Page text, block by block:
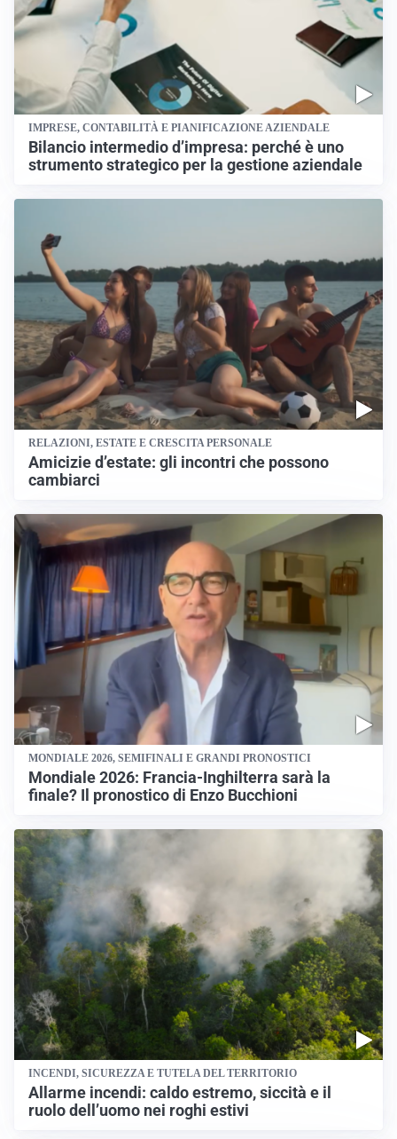
IMPRESE, CONTABILITÀ E PIANIFICAZIONE AZIENDALE
Bilancio intermedio d’impresa: perché è uno
strumento strategico per la gestione aziendale
RELAZIONI, ESTATE E CRESCITA PERSONALE
Amicizie d’estate: gli incontri che possono
cambiarci
MONDIALE 2026, SEMIFINALI E GRANDI PRONOSTICI
Mondiale 2026: Francia-Inghilterra sarà la
finale? Il pronostico di Enzo Bucchioni
INCENDI, SICUREZZA E TUTELA DEL TERRITORIO
Allarme incendi: caldo estremo, siccità e il
ruolo dell’uomo nei roghi estivi